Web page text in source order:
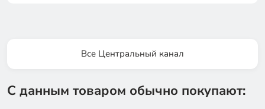
Все Центральный канал
С данным товаром обычно покупают: